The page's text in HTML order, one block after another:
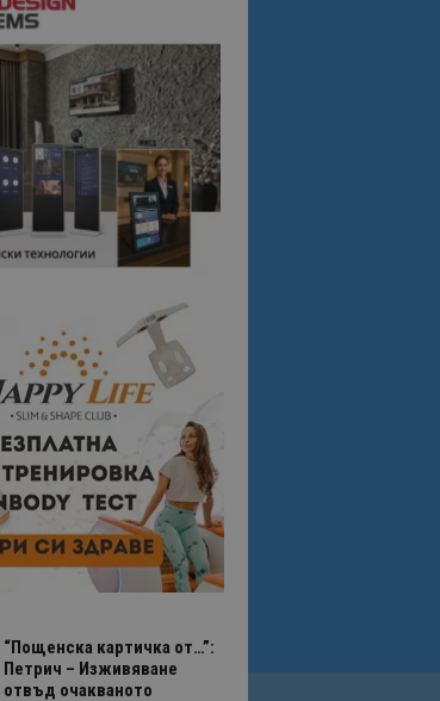
“Пощенска картичка от…”:
Петрич – Изживяване
отвъд очакваното